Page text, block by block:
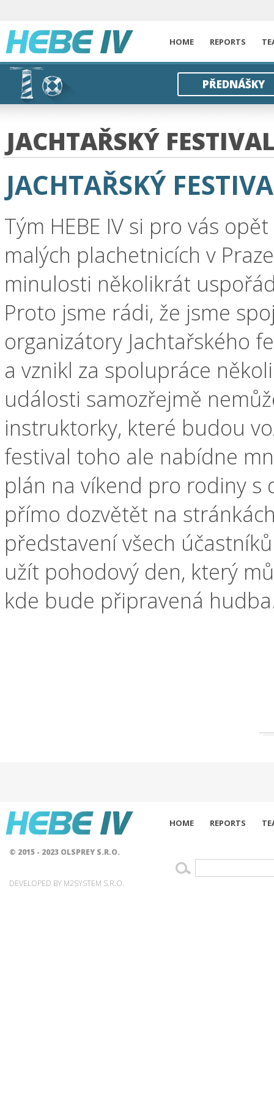
HOME REPORTS
PŘEDNÁŠKY
JACHTAŘSKÝ
JACHTAŘSKÝ
Tým HEBE IV si pro vás
malých plachetnicích v
minulosti několikrát
Proto jsme rádi, že jsme
organizátory Jachtařského
a vznikl za spolupráce
události samozřejmě
instruktorky, které budou
festival toho ale nabídne
plán na víkend pro rodiny s
přímo dozvětět na
představení všech
užít pohodový den, který
kde bude připravená
HOME REPORTS
© 2015 - 2023 OLSPREY S.R.O.
DEVELOPED BY M2SYSTEM S.R.O.